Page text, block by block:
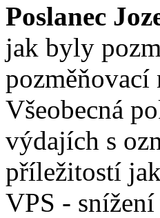
Poslanec
jak byly
pozměňovací
Všeobecná
výdajích s
příležitostí
VPS -